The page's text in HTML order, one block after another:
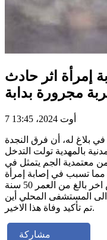
إمرأة اثر حادث
مجرورة بدابة
7 أوت 2024، 13:45
في بلاغ له، أن فرق النجدة
بالمهدية تولت التدخل
معتمدية الجم يتمثل في
مما تسبب في إصابة إمرأة
بالغة من العمر 52 سنة بالرأس وشخص اخر بالغ من العمر 50 سنة
المستشفى المحلي أين
تم تأكيد وفاة هذا الاخير.
مشاركة